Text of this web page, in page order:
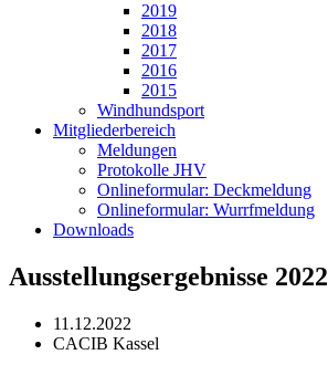
2019
2018
2017
2016
2015
Windhundsport
Mitgliederbereich
Meldungen
Protokolle JHV
Onlineformular: Deckmeldung
Onlineformular: Wurrfmeldung
Downloads
Ausstellungsergebnisse 2022
11.12.2022
CACIB Kassel